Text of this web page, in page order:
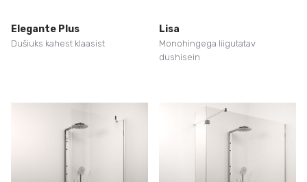
Elegante Plus
Dušiuks kahest klaasist
Lisa
Monohingega liigutatav
dushisein